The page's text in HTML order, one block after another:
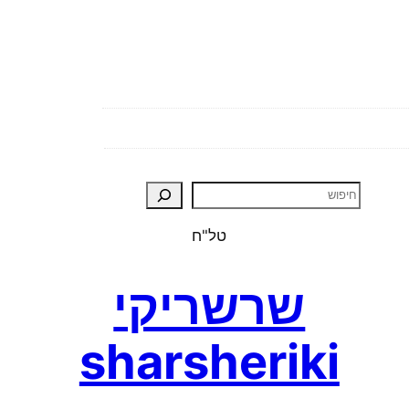
טל"ח
שרשריקי
sharsheriki